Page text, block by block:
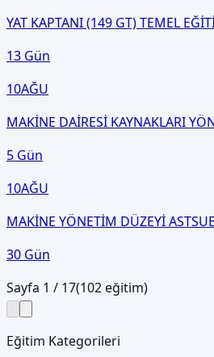
YAT KAPTANI (149 GT) TEMEL
13 Gün
10AĞU
MAKİNE DAİRESİ KAYNAKLARI
5 Gün
10AĞU
MAKİNE YÖNETİM DÜZEYİ
30 Gün
Sayfa 1 / 17(102eğitim)
Eğitim Kategorileri